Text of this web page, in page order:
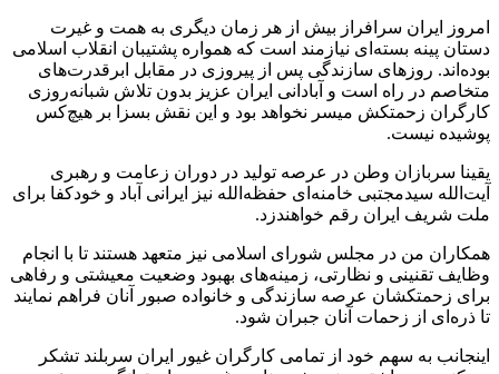
امروز ایران سرافراز بیش از هر زمان دیگری به همت و غیرت
دستان پینه بسته‌ای نیازمند است که همواره پشتیبان انقلاب اسلامی
بوده‌اند. روزهای سازندگی پس از پیروزی در مقابل ابرقدرت‌های
متخاصم در راه است و آبادانی ایران عزیز بدون تلاش شبانه‌روزی
کارگران زحمتکش میسر نخواهد بود و این نقش بسزا بر هیچ‌کس
پوشیده نیست.
یقینا سربازان وطن در عرصه تولید در دوران زعامت و رهبری
آیت‌الله سیدمجتبی خامنه‌ای حفظه‌الله نیز ایرانی آباد و خودکفا برای
ملت شریف ایران رقم خواهندزد.
همکاران من در مجلس شورای اسلامی نیز متعهد هستند تا با انجام
وظایف تقنینی و نظارتی، زمینه‌های بهبود وضعیت معیشتی و رفاهی
برای زحمتکشان عرصه سازندگی و خانواده صبور آنان فراهم نمایند
تا ذره‌ای از زحمات آنان جبران شود.
اینجانب به سهم خود از تمامی کارگران غیور ایران سربلند تشکر